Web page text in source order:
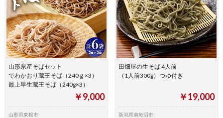
山形県産そばセット
でわかおり蔵王そば（240ｇ×3）
最上早生蔵王そば（240g×3）
￥9,000
山形県東根市
田畑屋の生そば 4人前
（1人前300g）つゆ付き
￥19,000
新潟県南魚沼市